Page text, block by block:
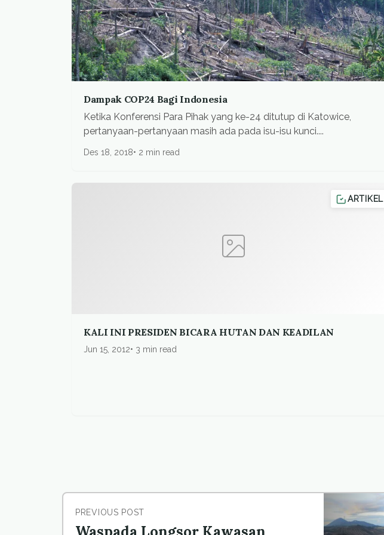
Dampak COP24 Bagi Indonesia
Ketika Konferensi Para Pihak yang ke-24 ditutup di Katowice,
pertanyaan-pertanyaan masih ada pada isu-isu kunci....
Des 18, 2018 2 min read
ARTIKEL
KALI INI PRESIDEN BICARA HUTAN DAN KEADILAN
Jun 15, 2012 3 min read
PREVIOUS POST